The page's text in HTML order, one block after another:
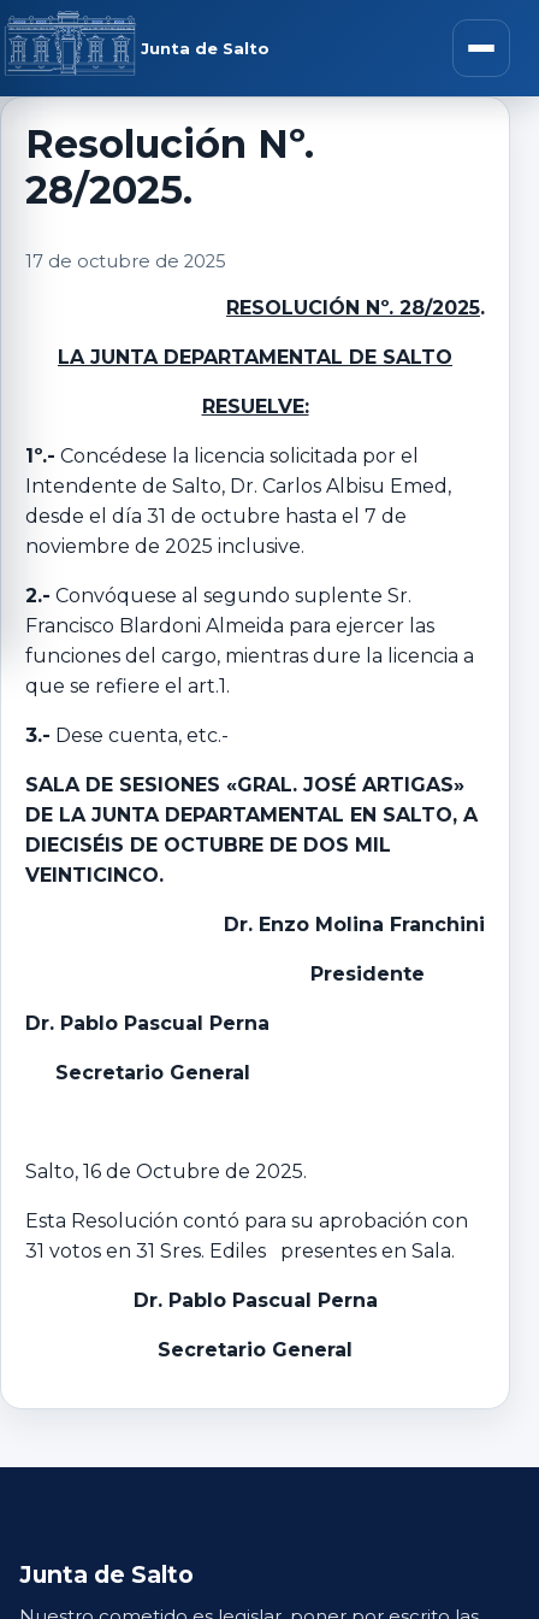
Saltar al contenido
Junta de Salto Abrir
menú
Resolución Nº.
28/2025.
17 de octubre de 2025
RESOLUCIÓN Nº. 28/2025.
LA JUNTA DEPARTAMENTAL DE SALTO
RESUELVE:
1º.- Concédese la licencia solicitada por el
Intendente de Salto, Dr. Carlos Albisu Emed,
desde el día 31 de octubre hasta el 7 de
noviembre de 2025 inclusive.
2.- Convóquese al segundo suplente Sr.
Francisco Blardoni Almeida para ejercer las
funciones del cargo, mientras dure la licencia a
que se refiere el art.1.
3.- Dese cuenta, etc.-
SALA DE SESIONES «GRAL. JOSÉ ARTIGAS»
DE LA JUNTA DEPARTAMENTAL EN SALTO, A
DIECISÉIS DE OCTUBRE DE DOS MIL
VEINTICINCO.
Dr. Enzo Molina Franchini
Presidente
Dr. Pablo Pascual Perna
Secretario General
Salto, 16 de Octubre de 2025.
Esta Resolución contó para su aprobación con
31 votos en 31 Sres. Ediles presentes en Sala.
Dr. Pablo Pascual Perna
Secretario General
Junta de Salto